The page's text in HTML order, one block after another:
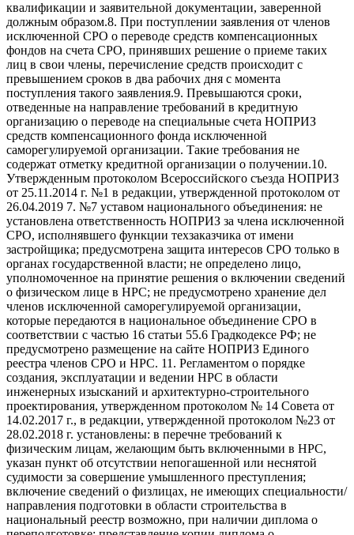
квалификации и заявительной документации, заверенной
должным образом.8. При поступлении заявления от членов
исключенной СРО о переводе средств компенсационных
фондов на счета СРО, принявших решение о приеме таких
лиц в свои члены, перечисление средств происходит с
превышением сроков в два рабочих дня с момента
поступления такого заявления.9. Превышаются сроки,
отведенные на направление требований в кредитную
организацию о переводе на специальные счета НОПРИЗ
средств компенсационного фонда исключенной
саморегулируемой организации. Такие требования не
содержат отметку кредитной организации о получении.10.
Утвержденным протоколом Всероссийского съезда НОПРИЗ
от 25.11.2014 г. №1 в редакции, утвержденной протоколом от
26.04.2019 7. №7 уставом национального объединения: не
установлена ответственность НОПРИЗ за члена исключенной
СРО, исполнявшего функции техзаказчика от имени
застройщика; предусмотрена защита интересов СРО только в
органах государственной власти; не определено лицо,
уполномоченное на принятие решения о включении сведений
о физическом лице в НРС; не предусмотрено хранение дел
членов исключенной саморегулируемой организации,
которые передаются в национальное объединение СРО в
соответствии с частью 16 статьи 55.6 Градкодексе РФ; не
предусмотрено размещение на сайте НОПРИЗ Единого
реестра членов СРО и НРС. 11. Регламентом о порядке
создания, эксплуатации и ведении НРС в области
инженерных изысканий и архитектурно-строительного
проектирования, утвержденном протоколом № 14 Совета от
14.02.2017 г., в редакции, утвержденной протоколом №23 от
28.02.2018 г. установлены: в перечне требований к
физическим лицам, желающим быть включенными в НРС,
указан пункт об отсутствии непогашенной или неснятой
судимости за совершение умышленного преступления;
включение сведений о физлицах, не имеющих специальности/
направления подготовки в области строительства в
национальный реестр возможно, при наличии диплома о